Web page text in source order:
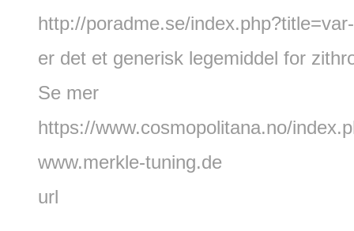
http://poradme.se/
er det et generisk legemiddel for
Se mer
https://www.cosmopolitana.no/
www.merkle-tuning.de
url